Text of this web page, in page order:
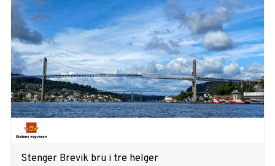
Stenger Brevik bru i tre helger